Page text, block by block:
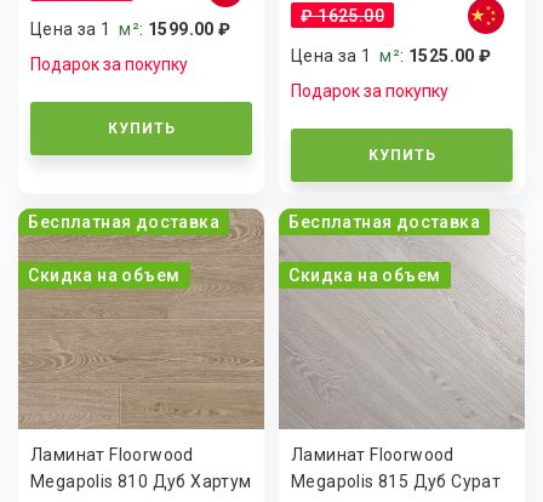
Цена за 1м²: 1599.00 ₽
Подарок за покупку
КУПИТЬ
₽ 1625.00
Цена за 1м²: 1525.00 ₽
Подарок за покупку
КУПИТЬ
Бесплатная доставка
Скидка на объем
Ламинат Floorwood
Megapolis 810 Дуб Хартум
Бесплатная доставка
Скидка на объем
Ламинат Floorwood
Megapolis 815 Дуб Сурат